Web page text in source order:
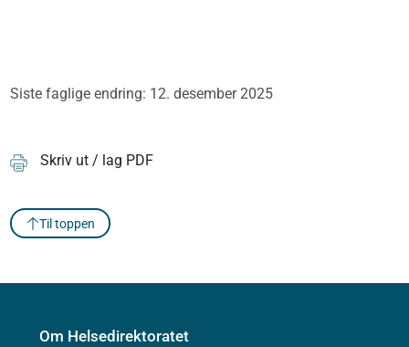
Siste faglige endring: 12. desember 2025
Skriv ut / lag PDF
Til toppen
Om Helsedirektoratet